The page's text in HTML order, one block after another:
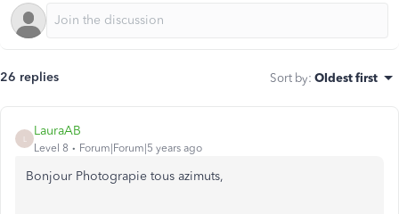
26 replies Sort by: Oldest first
LauraAB
Level 8 Forum|Forum|5 years ago
Bonjour Photograpie tous azimuts,